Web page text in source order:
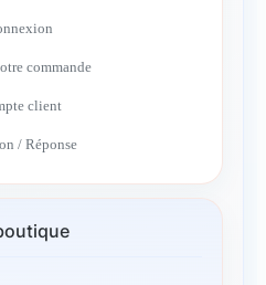
commande
client
/ Réponse